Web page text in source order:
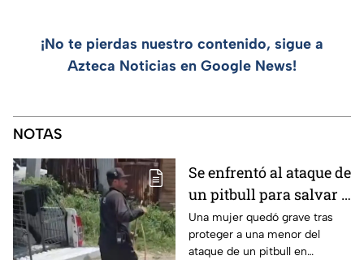
¡No te pierdas nuestro contenido, sigue a
Azteca Noticias en Google News!
NOTAS
Se enfrentó al ataque de
un pitbull para salvar a
una menor; hoy lucha
por su vida en Zapopan
Una mujer quedó grave tras
proteger a una menor del
ataque de un pitbull en